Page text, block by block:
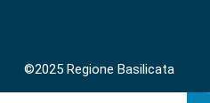
©2025 Regione Basilicata